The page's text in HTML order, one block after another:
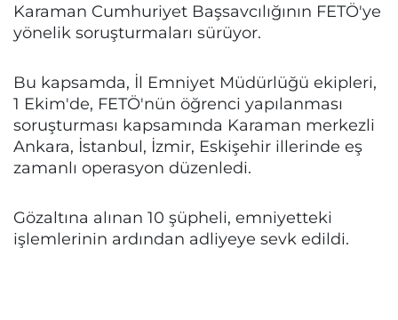
Karaman Cumhuriyet Başsavcılığının FETÖ'ye
yönelik soruşturmaları sürüyor.
Bu kapsamda, İl Emniyet Müdürlüğü ekipleri,
1 Ekim'de, FETÖ'nün öğrenci yapılanması
soruşturması kapsamında Karaman merkezli
Ankara, İstanbul, İzmir, Eskişehir illerinde eş
zamanlı operasyon düzenledi.
Gözaltına alınan 10 şüpheli, emniyetteki
işlemlerinin ardından adliyeye sevk edildi.